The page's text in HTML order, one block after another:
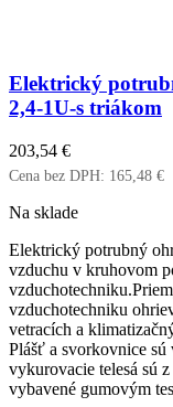
Elektrický
2,4-1U-s triákom
203,54 €
Cena bez DPH: 165,48 €
Na sklade
Elektrický potrubný
vzduchu v kruhovom
vzduchotechniku
vetracích a
Plášť a svorkovnice sú
vykurovacie telesá sú
vybavené gumovým